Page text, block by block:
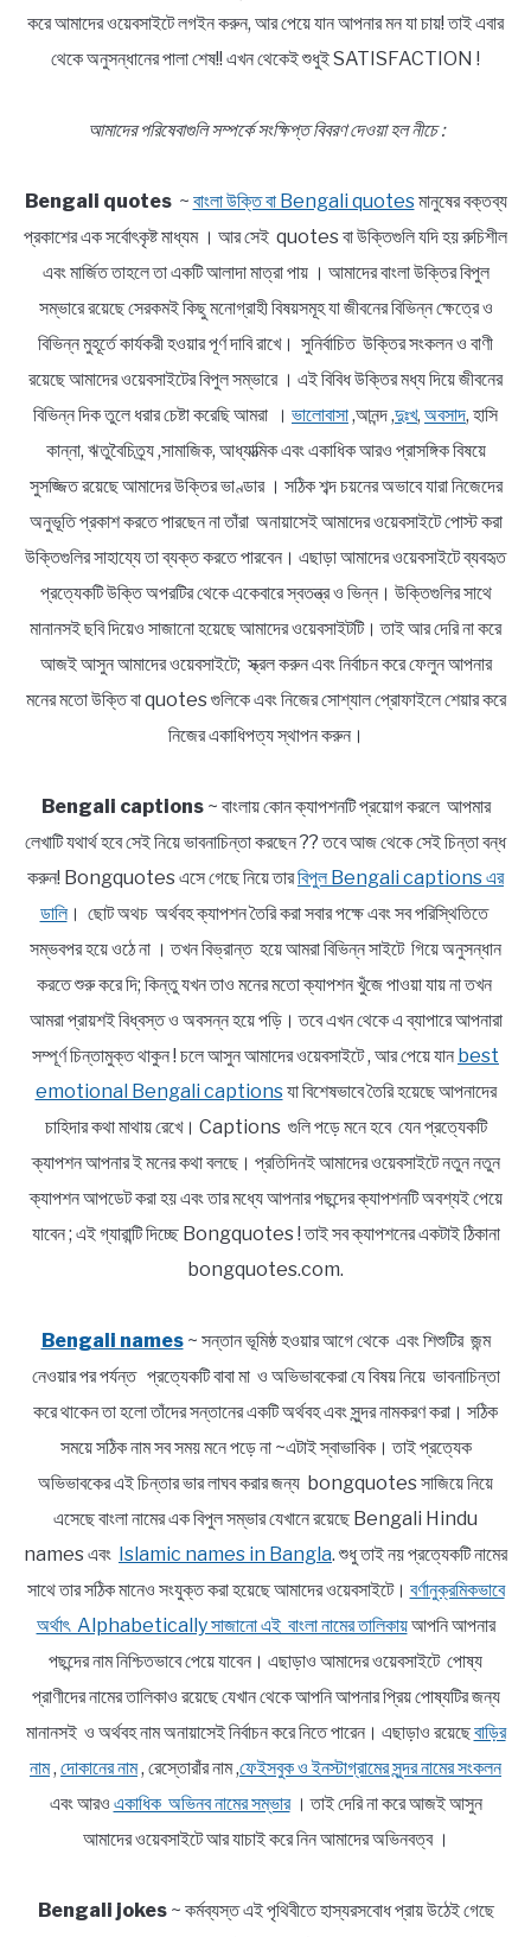
করে আমাদের ওয়েবসাইটে লগইন করুন, আর পেয়ে যান আপনার মন যা চায়! তাই এবার
থেকে অনুসন্ধানের পালা শেষ!! এখন থেকেই শুধুই SATISFACTION !
আমাদের পরিষেবাগুলি সম্পর্কে সংক্ষিপ্ত বিবরণ দেওয়া হল নীচে :
Bengali quotes~ বাংলা উক্তি বা Bengali quotesমানুষের বক্তব্য
প্রকাশের এক সর্বোৎকৃষ্ট মাধ্যম । আর সেই quotes বা উক্তিগুলি যদি হয় রুচিশীল
এবং মার্জিত তাহলে তা একটি আলাদা মাত্রা পায় । আমাদের বাংলা উক্তির বিপুল
সম্ভারে রয়েছে সেরকমই কিছু মনোগ্রাহী বিষয়সমূহ যা জীবনের বিভিন্ন ক্ষেত্রে ও
বিভিন্ন মুহূর্তে কার্যকরী হওয়ার পূর্ণ দাবি রাখে। সুনির্বাচিত উক্তির সংকলন ও বাণী
রয়েছে আমাদের ওয়েবসাইটের বিপুল সম্ভারে । এই বিবিধ উক্তির মধ্য দিয়ে জীবনের
বিভিন্ন দিক তুলে ধরার চেষ্টা করেছি আমরা । ভালোবাসা,আনন্দ ,দুঃখ, অবসাদ, হাসি
কান্না, ঋতুবৈচিত্র্য ,সামাজিক, আধ্যাত্মিক এবং একাধিক আরও প্রাসঙ্গিক বিষয়ে
সুসজ্জিত রয়েছে আমাদের উক্তির ভাণ্ডার । সঠিক শব্দ চয়নের অভাবে যারা নিজেদের
অনুভূতি প্রকাশ করতে পারছেন না তাঁরা অনায়াসেই আমাদের ওয়েবসাইটে পোস্ট করা
উক্তিগুলির সাহায্যে তা ব্যক্ত করতে পারবেন। এছাড়া আমাদের ওয়েবসাইটে ব্যবহৃত
প্রত্যেকটি উক্তি অপরটির থেকে একেবারে স্বতন্ত্র ও ভিন্ন। উক্তিগুলির সাথে
মানানসই ছবি দিয়েও সাজানো হয়েছে আমাদের ওয়েবসাইটটি। তাই আর দেরি না করে
আজই আসুন আমাদের ওয়েবসাইটে; স্ক্রল করুন এবং নির্বাচন করে ফেলুন আপনার
মনের মতো উক্তি বা quotes গুলিকে এবং নিজের সোশ্যাল প্রোফাইলে শেয়ার করে
নিজের একাধিপত্য স্থাপন করুন।
Bengali captions~ বাংলায় কোন ক্যাপশনটি প্রয়োগ করলে আপমার
লেখাটি যথার্থ হবে সেই নিয়ে ভাবনাচিন্তা করছেন ?? তবে আজ থেকে সেই চিন্তা বন্ধ
করুন! Bongquotes এসে গেছে নিয়ে তারবিপুল Bengali captions এর
ডালি। ছোট অথচ অর্থবহ ক্যাপশন তৈরি করা সবার পক্ষে এবং সব পরিস্থিতিতে
সম্ভবপর হয়ে ওঠে না । তখন বিভ্রান্ত হয়ে আমরা বিভিন্ন সাইটে গিয়ে অনুসন্ধান
করতে শুরু করে দি; কিন্তু যখন তাও মনের মতো ক্যাপশন খুঁজে পাওয়া যায় না তখন
আমরা প্রায়শই বিধ্বস্ত ও অবসন্ন হয়ে পড়ি। তবে এখন থেকে এ ব্যাপারে আপনারা
সম্পূর্ণ চিন্তামুক্ত থাকুন ! চলে আসুন আমাদের ওয়েবসাইটে , আর পেয়ে যান best
emotional Bengali captionsযা বিশেষভাবে তৈরি হয়েছে আপনাদের
চাহিদার কথা মাথায় রেখে। Captions গুলি পড়ে মনে হবে যেন প্রত্যেকটি
ক্যাপশন আপনার ই মনের কথা বলছে। প্রতিদিনই আমাদের ওয়েবসাইটে নতুন নতুন
ক্যাপশন আপডেট করা হয় এবং তার মধ্যে আপনার পছন্দের ক্যাপশনটি অবশ্যই পেয়ে
যাবেন ; এই গ্যারান্টি দিচ্ছে Bongquotes ! তাই সব ক্যাপশনের একটাই ঠিকানা
bongquotes.com.
Bengali names~ সন্তান ভূমিষ্ঠ হওয়ার আগে থেকে এবং শিশুটির জন্ম
নেওয়ার পর পর্যন্ত প্রত্যেকটি বাবা মা ও অভিভাবকেরা যে বিষয় নিয়ে ভাবনাচিন্তা
করে থাকেন তা হলো তাঁদের সন্তানের একটি অর্থবহ এবং সুন্দর নামকরণ করা। সঠিক
সময়ে সঠিক নাম সব সময় মনে পড়ে না ~এটাই স্বাভাবিক। তাই প্রত্যেক
অভিভাবকের এই চিন্তার ভার লাঘব করার জন্য bongquotes সাজিয়ে নিয়ে
এসেছে বাংলা নামের এক বিপুল সম্ভার যেখানে রয়েছে Bengali Hindu
names এবং Islamic names in Bangla. শুধু তাই নয় প্রত্যেকটি নামের
সাথে তার সঠিক মানেও সংযুক্ত করা হয়েছে আমাদের ওয়েবসাইটে। বর্ণানুক্রমিকভাবে
অর্থাৎ Alphabetically সাজানো এই বাংলা নামের তালিকায়আপনি আপনার
পছন্দের নাম নিশ্চিতভাবে পেয়ে যাবেন। এছাড়াও আমাদের ওয়েবসাইটে পোষ্য
প্রাণীদের নামের তালিকাও রয়েছে যেখান থেকে আপনি আপনার প্রিয় পোষ্যটির জন্য
মানানসই ও অর্থবহ নাম অনায়াসেই নির্বাচন করে নিতে পারেন। এছাড়াও রয়েছেবাড়ির
নাম, দোকানের নাম, রেস্তোরাঁর নাম ,ফেইসবুক ও ইনস্টাগ্রামের সুন্দর নামের সংকলন
এবং আরও একাধিক অভিনব নামের সম্ভার। তাই দেরি না করে আজই আসুন
আমাদের ওয়েবসাইটে আর যাচাই করে নিন আমাদের অভিনবত্ব ।
Bengali jokes~ কর্মব্যস্ত এই পৃথিবীতে হাস্যরসবোধ প্রায় উঠেই গেছে